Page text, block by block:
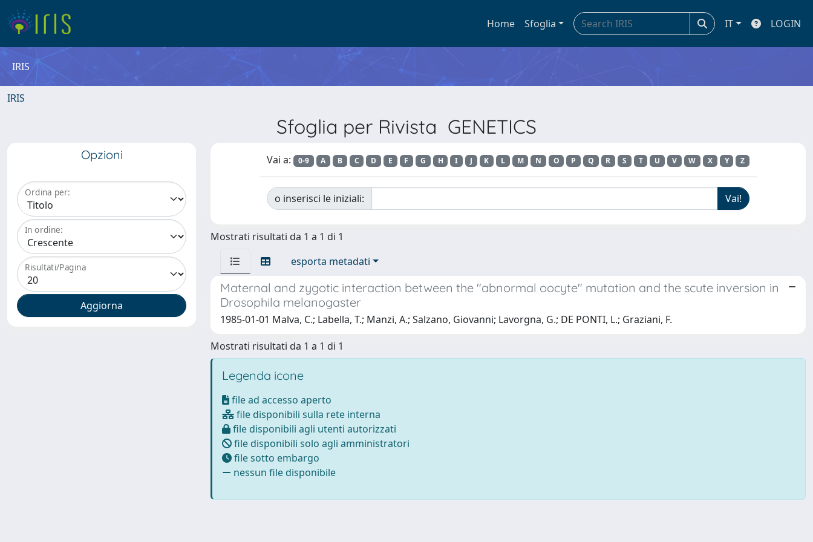
Home Sfoglia IT LOGIN
IRIS
IRIS
Sfoglia per Rivista GENETICS
Opzioni
Ordina per:
In ordine:
Risultati/Pagina
Vai a: 0-9 A B C D E F G H I J K L M N O P Q R S T U V W X Y Z
o inserisci le iniziali:
Mostrati risultati da 1 a 1 di 1
esporta metadati
Maternal and zygotic interaction between the "abnormal oocyte" mutation and the scute inversion in
Drosophila melanogaster
1985-01-01 Malva, C.; Labella, T.; Manzi, A.; Salzano, Giovanni; Lavorgna, G.; DE PONTI, L.; Graziani, F.
Mostrati risultati da 1 a 1 di 1
Legenda icone
file ad accesso aperto
file disponibili sulla rete interna
file disponibili agli utenti autorizzati
file disponibili solo agli amministratori
file sotto embargo
nessun file disponibile